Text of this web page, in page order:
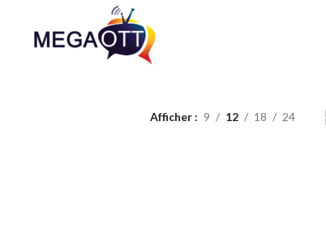
Afficher 9 12 18 24